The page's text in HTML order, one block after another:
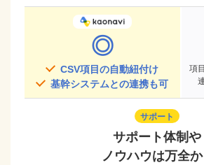
◎
CSV項目の自動紐付け
基幹システムとの連携も可
項
サポート
サポート体制や
ノウハウは万全か